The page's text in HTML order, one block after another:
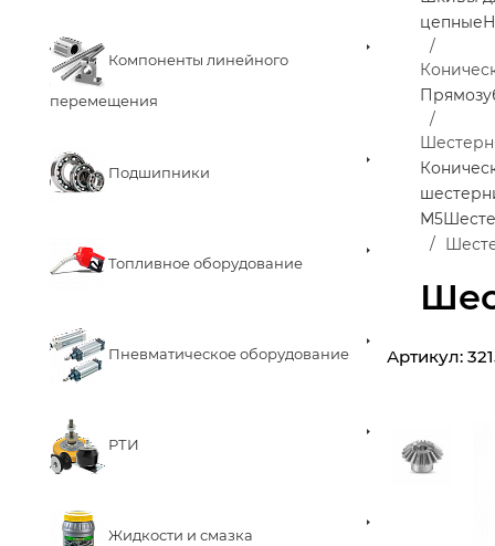
Компоненты линейного
перемещения
Подшипники
Топливное оборудование
Пневматическое оборудование
РТИ
Жидкости и смазка
цепные
М5
Артикул: